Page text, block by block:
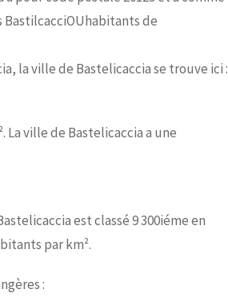
BastilcacciOUhabitants de
la ville de Bastelicaccia se trouve ici :
La ville de Bastelicaccia a une
est classé 9 300iéme en
par km².
: